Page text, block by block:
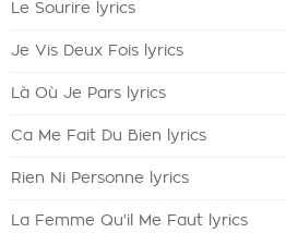
Le Sourire lyrics
Je Vis Deux Fois lyrics
Là Où Je Pars lyrics
Ca Me Fait Du Bien lyrics
Rien Ni Personne lyrics
La Femme Qu'il Me Faut lyrics